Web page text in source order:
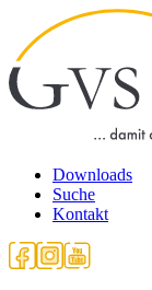
Downloads
Suche
Kontakt